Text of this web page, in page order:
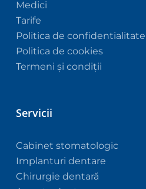
Medici
Tarife
Politica de confidentialitate
Politica de cookies
Termeni și condiții
Servicii
Cabinet stomatologic
Implanturi dentare
Chirurgie dentară